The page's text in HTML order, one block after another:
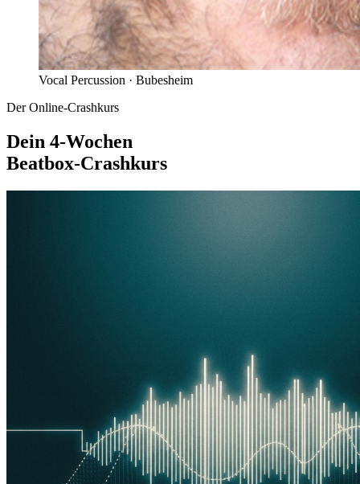
Vocal Percussion · Bubesheim
Der Online-Crashkurs
Dein 4-Wochen
Beatbox-Crashkurs